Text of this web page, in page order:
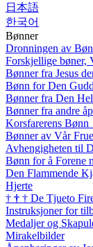
日本語
한국어
Bønner
Dronningen av
Forskjellige bøner,
Bønner fra Jesus
Bønn for Den
Bønner fra Den
Bønner fra andre
Korsfarerens Bønn
Bønner av Vår
Avhengigheten til
Bønn for å Forene
Den Flammende
Hjerte
† † † De Tjueto
Instruksjoner for
Medaljer og
Mirakelbilder